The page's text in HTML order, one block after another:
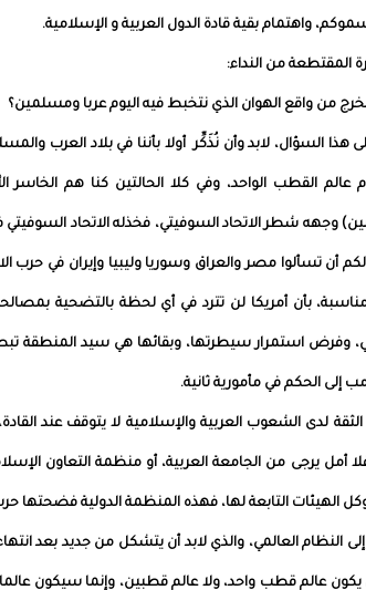
واهتمام بقية قادة الدول العربية و الإسلامية.
المقتطعة من النداء:
من واقع الهوان الذي نتخبط فيه اليوم عربا ومسلمين؟
هذا السؤال، لابد وأن نُذَكِّر أولا بأننا في بلاد العرب
عالم القطب الواحد، وفي كلا الحالتين كنا هم
وجهه شطر الاتحاد السوفيتي، فخذله الاتحاد
أن تسألوا مصر والعراق وسوريا وليبيا وإيران في
بأن أمريكا لن تترد في أي لحظة بالتضحية
وفرض استمرار سيطرتها، وبقائها هي سيد المنطقة
إلى الحكم في مأمورية ثانية.
لدى الشعوب العربية والإسلامية لا يتوقف عند
فلا أمل يرجى من الجامعة العربية، أو منظمة التعاون
الهيئات التابعة لها، فهذه المنظمة الدولية فضحتها
إلى النظام العالمي، والذي لابد أن يتشكل من جديد بعد
يكون عالم قطب واحد، ولا عالم قطبين، وإنما سيكون